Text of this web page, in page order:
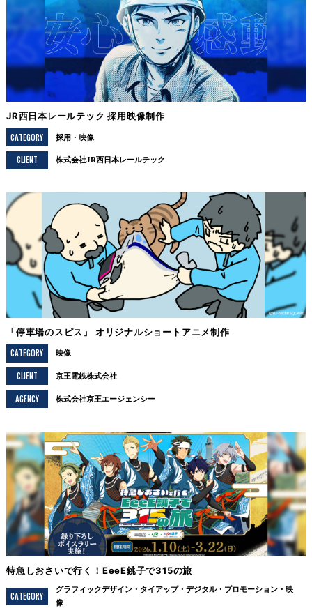
JR西日本レールテック 採用映像制作
CATEGORY
採用 映像
CLIENT 株式会社JR西日本レールテック
「停車場のスピス」 オリジナルショートアニメ制作
CATEGORY
映像
CLIENT 京王電鉄株式会社
AGENCY 株式会社京王エージェンシー
特急しおさいで行く！EeeE銚子で315の旅
CATEGORY
グラフィックデザイン タイアップ デジタル プロモーション
映
像